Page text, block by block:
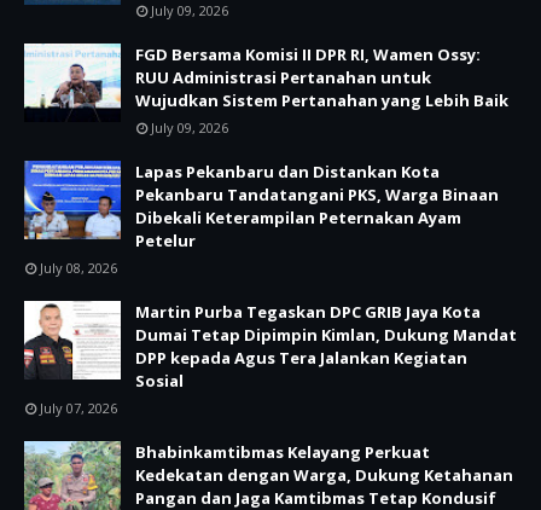
July 09, 2026
FGD Bersama Komisi II DPR RI, Wamen Ossy:
RUU Administrasi Pertanahan untuk
Wujudkan Sistem Pertanahan yang Lebih Baik
July 09, 2026
Lapas Pekanbaru dan Distankan Kota
Pekanbaru Tandatangani PKS, Warga Binaan
Dibekali Keterampilan Peternakan Ayam
Petelur
July 08, 2026
Martin Purba Tegaskan DPC GRIB Jaya Kota
Dumai Tetap Dipimpin Kimlan, Dukung Mandat
DPP kepada Agus Tera Jalankan Kegiatan
Sosial
July 07, 2026
Bhabinkamtibmas Kelayang Perkuat
Kedekatan dengan Warga, Dukung Ketahanan
Pangan dan Jaga Kamtibmas Tetap Kondusif